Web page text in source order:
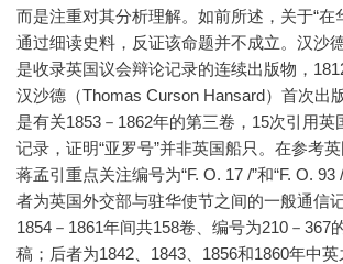
而是注重对其分析理解。如前所述，关于“在
通过细读史料，反证该命题并不成立。汉沙
是收录英国议会辩论记录的连续出版物，
汉沙德（Thomas Curson Hansard）首次出
是有关1853－1862年的第三卷，15次引用英
记录，证明“亚罗号”并非英国船只。在参考
蒋孟引重点关注编号为“F. O. 17 /”和“F. O.
者为英国外交部与驻华使节之间的一般通信
1854－1861年间共158卷、编号为210－367
稿；后者为1842、1843、1856和1860年中英